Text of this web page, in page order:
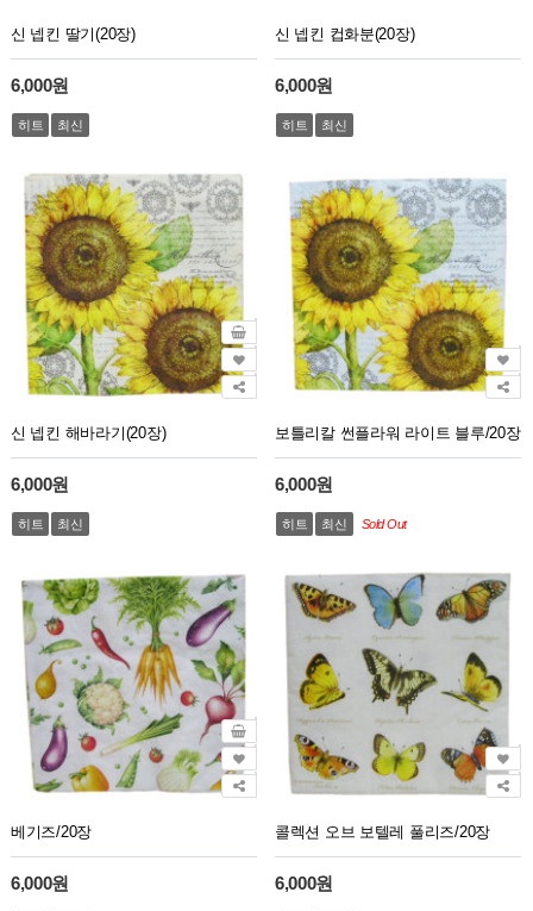
신 넵킨 딸기(20장)
6,000원
히트 최신
신 넵킨 컵화분(20장)
6,000원
히트 최신
신 넵킨 해바라기(20장)
6,000원
히트 최신
보틀리칼 썬플라워 라이트 블루/20장
6,000원
히트 최신 Sold Out
베기즈/20장
6,000원
콜렉션 오브 보텔레 풀리즈/20장
6,000원